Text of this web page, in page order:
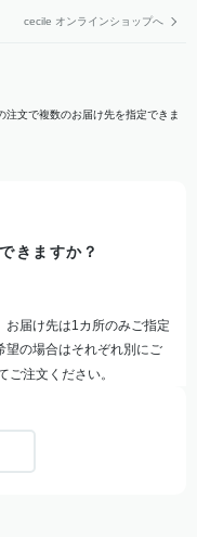
cecile オンラインショップへ
注文で複数のお届け先を指定できま
きますか？
お届け先は1カ所のみご指定
望の場合はそれぞれ別にご
ご注文ください。